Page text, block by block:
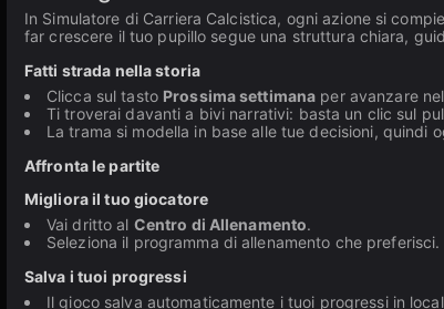
In Simulatore di Carriera Calcistica, ogni azione si
far crescere il tuo pupillo segue una struttura chiara,
Fatti strada nella storia
Clicca sul tasto Prossima settimana per avanzare
Ti troverai davanti a bivi narrativi: basta un clic sul
La trama si modella in base alle tue decisioni, quindi
Affronta le partite
Migliora il tuo giocatore
Vai dritto al Centro di Allenamento.
Seleziona il programma di allenamento che preferisci.
Salva i tuoi progressi
Il gioco salva automaticamente i tuoi progressi in